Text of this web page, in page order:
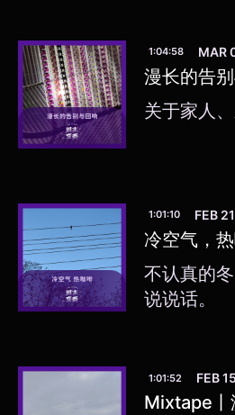
1:04:58 MAR
漫长的告
关于家人
1:01:10 FEB
冷空气，
不认真的
说说话。
1:01:52 FEB
Mixtape丨